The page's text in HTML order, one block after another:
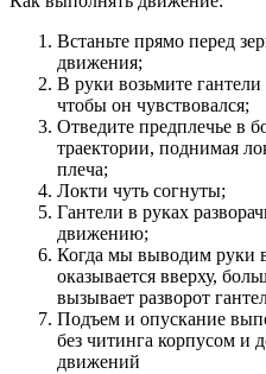
Встаньте прямо перед
движения;
В руки возьмите
чтобы он чувствовался;
Отведите предплечье в
траектории, поднимая
плеча;
Локти чуть согнуты;
Гантели в руках
движению;
Когда мы выводим руки
оказывается вверху,
вызывает разворот
Подъем и опускание
без читинга корпусом и
движений